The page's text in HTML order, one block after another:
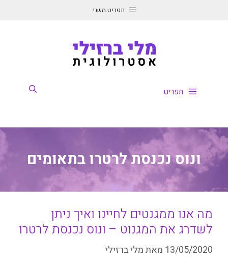
תפריט משני
תפריט
ונוס נכנסת לרטרו בתאומים
מה אנו ממגנטים לחיינו ואיך ניתן
לשדרג את המגנוט – ונוס נכנסת לרטרו
13/05/2020 מאתמלי ברזילי